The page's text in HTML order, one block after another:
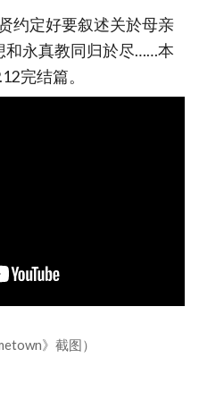
约定好要叙述关於母亲
和永真教同归於尽……本
完结篇。
》截图）